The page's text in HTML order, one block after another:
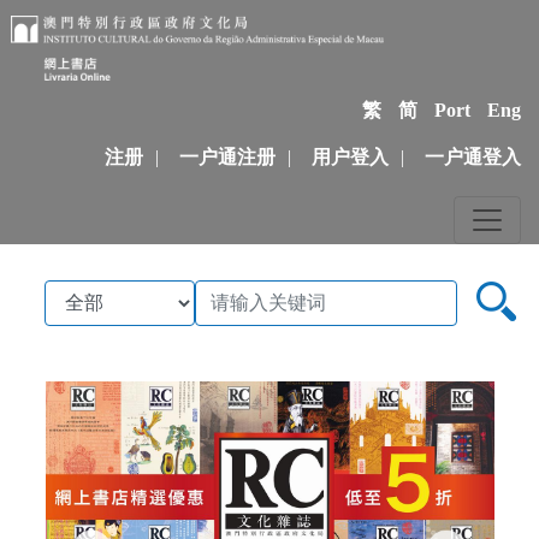
繁 简 Port Eng
注册 | 一户通注册 | 用户登入 | 一户通登入